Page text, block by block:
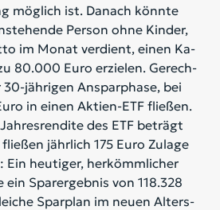
mög­lich ist. Da­nach könn­te
Per­son ohne Kin­der,
im Mo­nat ver­dient, ei­nen Ka­
80.000 Euro er­zie­len. Ge­rech­
jäh­ri­gen An­spar­pha­se, bei
in ei­nen Ak­ti­en-ETF flie­ßen.
des ETF be­trägt
jähr­lich 175 Euro Zu­la­ge
Ein heu­ti­ger, her­kömm­li­cher
ein Spa­r­er­geb­nis von 118.328
Spar­plan im neu­en Al­ters­